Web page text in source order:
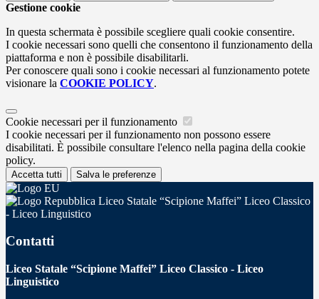
Gestione cookie
In questa schermata è possibile scegliere quali cookie consentire.
I cookie necessari sono quelli che consentono il funzionamento della
piattaforma e non è possibile disabilitarli.
Per conoscere quali sono i cookie necessari al funzionamento potete
visionare la COOKIE POLICY.
Cookie necessari per il funzionamento
I cookie necessari per il funzionamento non possono essere
disabilitati. È possibile consultare l'elenco nella pagina della cookie
policy.
Accetta tutti Salva le preferenze
Liceo Statale “Scipione Maffei” Liceo Classico
- Liceo Linguistico
Contatti
Liceo Statale “Scipione Maffei” Liceo Classico - Liceo
Linguistico